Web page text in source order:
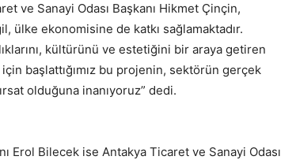
ve Sanayi Odası Başkanı Hikmet Çinçin,
ülke ekonomisine de katkı sağlamaktadır.
kültürünü ve estetiğini bir araya getiren
başlattığımız bu projenin, sektörün gerçek
olduğuna inanıyoruz” dedi.
Erol Bilecek ise Antakya Ticaret ve Sanayi Odası